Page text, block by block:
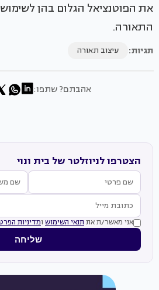
את הפוטנציאל הגלום בהן
התאורה.
תגיות: עיצוב תאורה
אהבתם? שתפו:
הצטרפו לניוזלטר של בית ונוי
אני מאשר/ת את תנאי השימוש ומדיניות
שליחה